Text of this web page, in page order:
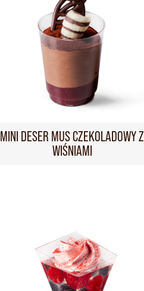
MINI DESER MUS CZEKOLADOWY Z
WIŚNIAMI